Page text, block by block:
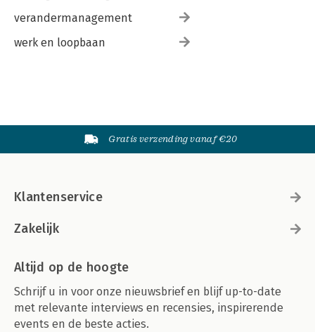
verandermanagement
werk en loopbaan
Gratis verzending vanaf €20
Klantenservice
Zakelijk
Altijd op de hoogte
Schrijf u in voor onze nieuwsbrief en blijf up-to-date
met relevante interviews en recensies, inspirerende
events en de beste acties.